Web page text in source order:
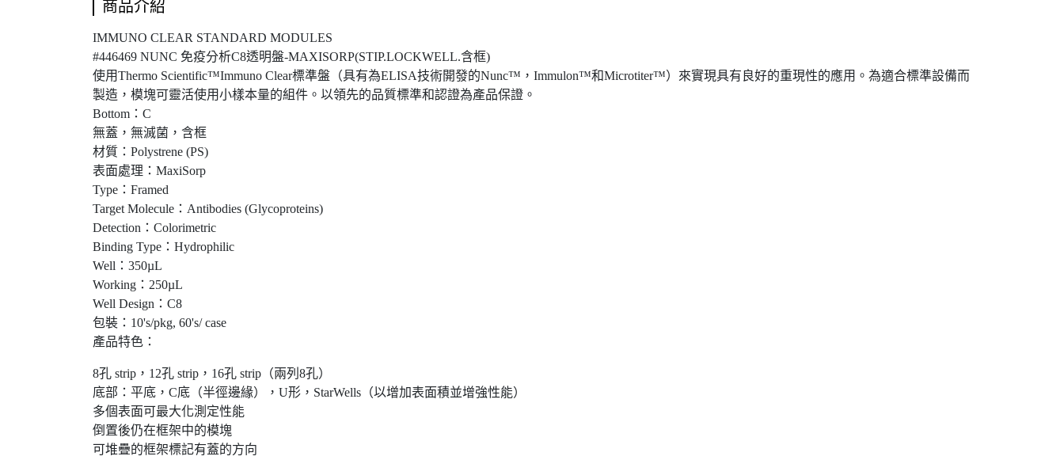
商品介紹
IMMUNO CLEAR STANDARD MODULES
#446469 NUNC 免疫分析C8透明盤-MAXISORP(STIP.LOCKWELL.含框)
使用Thermo Scientific™Immuno Clear標準盤（具有為ELISA技術開發的Nunc™，Immulon™和Microtiter™）來實現具有良好的重現性的應用。為適合標準設備而
製造，模塊可靈活使用小樣本量的組件。以領先的品質標準和認證為產品保證。
Bottom：C
無蓋，無滅菌，含框
材質：Polystrene (PS)
表面處理：MaxiSorp
Type：Framed
Target Molecule：Antibodies (Glycoproteins)
Detection：Colorimetric
Binding Type：Hydrophilic
Well：350µL
Working：250µL
Well Design：C8
包裝：10's/pkg, 60's/ case
產品特色：
8孔 strip，12孔 strip，16孔 strip（兩列8孔）
底部：平底，C底（半徑邊緣），U形，StarWells（以增加表面積並增強性能）
多個表面可最大化測定性能
倒置後仍在框架中的模塊
可堆疊的框架標記有蓋的方向